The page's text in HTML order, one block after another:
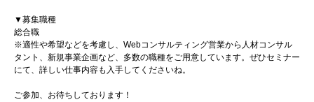
▼募集職種
総合職
※適性や希望などを考慮し、Webコンサルティング営業から人材コンサル
タント、新規事業企画など、多数の職種をご用意しています。ぜひセミナー
にて、詳しい仕事内容も入手してくださいね。
ご参加、お待ちしております！